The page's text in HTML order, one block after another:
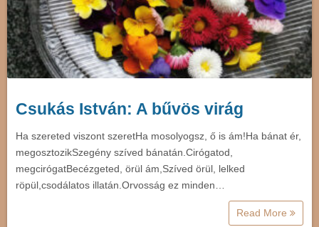
Csukás István: A bűvös virág
Ha szereted viszont szeretHa mosolyogsz, ő is ám!Ha bánat ér,
megosztozikSzegény szíved bánatán.Cirógatod,
megcirógatBecézgeted, örül ám,Szíved örül, lelked
röpül,csodálatos illatán.Orvosság ez minden…
Read More